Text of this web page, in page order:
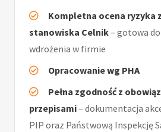
Kompletna ocena ryzyka
stanowiska Celnik– gotowa
wdrożenia w firmie
Opracowanie wg PHA
Pełna zgodność z
przepisami– dokumentacja
PIP oraz Państwową Inspekcję